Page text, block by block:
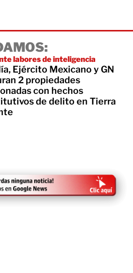
labores de inteligencia
Ejército Mexicano y GN
2 propiedades
con hechos
de delito en Tierra